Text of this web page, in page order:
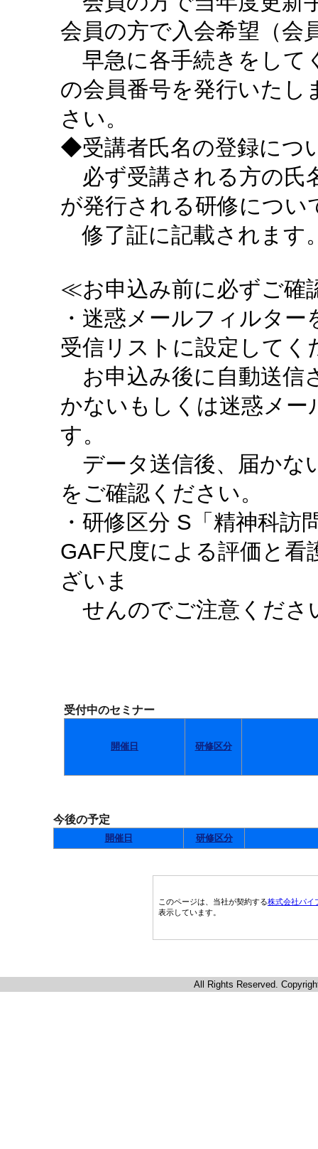
会員の方で入会希望（会
早急に各手続きをして
の会員番号を発行いたし
さい。
◆受講者氏名の登録につ
必ず受講される方の氏
が発行される研修につい
修了証に記載されます
≪お申込み前に必ずご確
・迷惑メールフィルタ
受信リストに設定してく
お申込み後に自動送信
かないもしくは迷惑メ
す。
データ送信後、届かな
をご確認ください。
・研修区分 S「精神科
GAF尺度による評価と看
ざいま
せんのでご注意くださ
受付中のセミナー
開催日 研修区分
今後の予定
開催日 研修区分
このページは、当社が契約する株式会社パイ
表示しています。
All Rights Reserved.